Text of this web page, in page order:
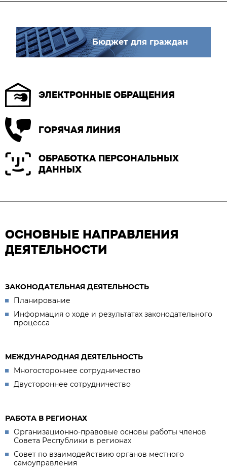
Бюджет для граждан
ЭЛЕКТРОННЫЕ ОБРАЩЕНИЯ
ГОРЯЧАЯ ЛИНИЯ
ОБРАБОТКА ПЕРСОНАЛЬНЫХ
ДАННЫХ
ОСНОВНЫЕ НАПРАВЛЕНИЯ
ДЕЯТЕЛЬНОСТИ
ЗАКОНОДАТЕЛЬНАЯ ДЕЯТЕЛЬНОСТЬ
Планирование
Информация о ходе и результатах законодательного
процесса
МЕЖДУНАРОДНАЯ ДЕЯТЕЛЬНОСТЬ
Многостороннее сотрудничество
Двустороннее сотрудничество
РАБОТА В РЕГИОНАХ
Организационно-правовые основы работы членов
Совета Республики в регионах
Совет по взаимодействию органов местного
самоуправления